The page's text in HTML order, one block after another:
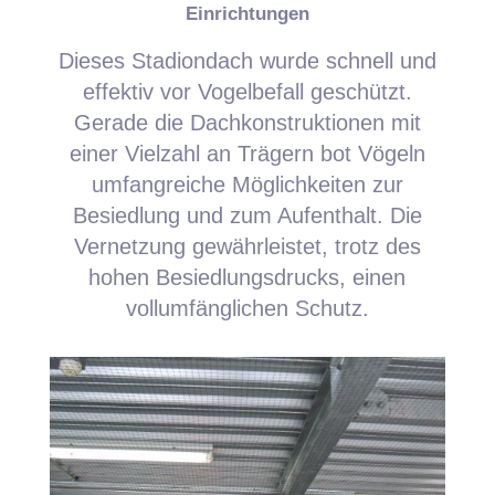
Einrichtungen
Dieses Stadiondach wurde schnell und
effektiv vor Vogelbefall geschützt.
Gerade die Dachkonstruktionen mit
einer Vielzahl an Trägern bot Vögeln
umfangreiche Möglichkeiten zur
Besiedlung und zum Aufenthalt. Die
Vernetzung gewährleistet, trotz des
hohen Besiedlungsdrucks, einen
vollumfänglichen Schutz.